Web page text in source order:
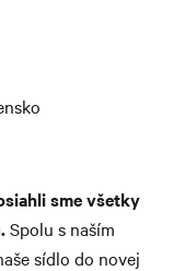
sme všetky
Spolu s naším
sídlo do novej